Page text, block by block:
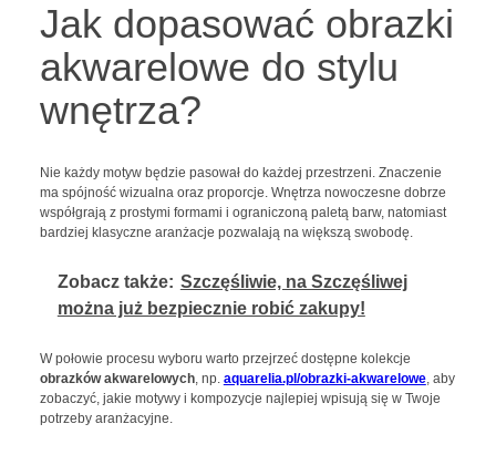
Jak dopasować obrazki
akwarelowe do stylu
wnętrza?
Nie każdy motyw będzie pasował do każdej przestrzeni. Znaczenie
ma spójność wizualna oraz proporcje. Wnętrza nowoczesne dobrze
współgrają z prostymi formami i ograniczoną paletą barw, natomiast
bardziej klasyczne aranżacje pozwalają na większą swobodę.
Zobacz także: Szczęśliwie, na Szczęśliwej
można już bezpiecznie robić zakupy!
W połowie procesu wyboru warto przejrzeć dostępne kolekcje
obrazków akwarelowych, np. aquarelia.pl/obrazki-akwarelowe, aby
zobaczyć, jakie motywy i kompozycje najlepiej wpisują się w Twoje
potrzeby aranżacyjne.